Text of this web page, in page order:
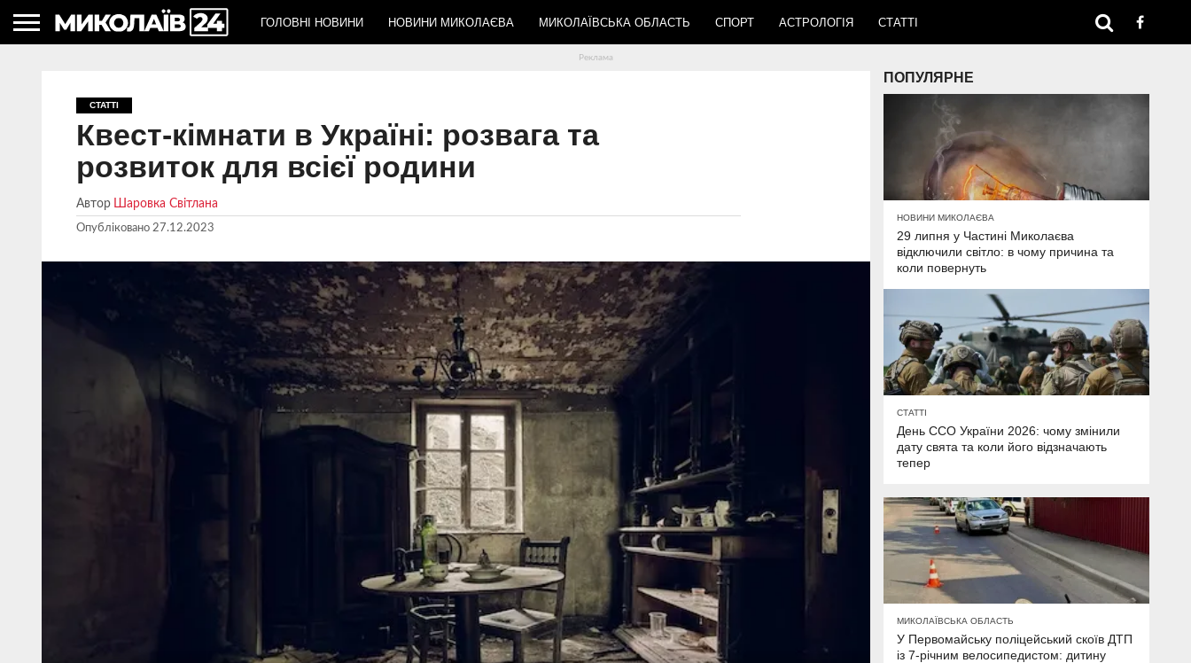
ГОЛОВНІ НОВИНИ НОВИНИ МИКОЛАЄВА МИКОЛАЇВСЬКА ОБЛАСТЬ СПОРТ АСТРОЛОГІЯ СТАТТІ
СТАТТІ
Квест-кімнати в Україні: розвага та
розвиток для всієї родини
Автор Шаровка Світлана
Опубліковано 27.12.2023
ПОПУЛЯРНЕ
НОВИНИ МИКОЛАЄВА
29 липня у Частині Миколаєва
відключили світло: в чому причина та
коли повернуть
СТАТТІ
День ССО України 2026: чому змінили
дату свята та коли його відзначають
тепер
МИКОЛАЇВСЬКА ОБЛАСТЬ
У Первомайську поліцейський скоїв ДТП
із 7-річним велосипедистом: дитину